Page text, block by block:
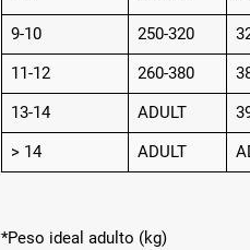
9-10
250-320
11-12
260-380
13-14
ADULT
> 14
ADULT
*Peso ideal adulto (kg)